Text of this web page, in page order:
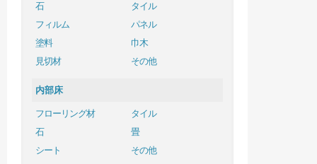
石
タイル
フィルム
パネル
塗料
巾木
見切材
その他
内部床
フローリング材
タイル
石
畳
シート
その他